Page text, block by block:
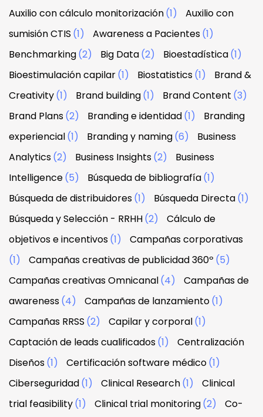
Auxilio con cálculo monitorización(1)
Auxilio con
sumisión CTIS (1) Awareness a Pacientes(1)
Benchmarking(2) Big Data(2) Bioestadística(1)
Bioestimulación capilar(1) Biostatistics(1)
Brand &
Creativity(1) Brand building(1) Brand Content (3)
Brand Plans(2) Branding e identidad(1)
Branding
experiencial(1) Branding y naming(6)
Business
Analytics(2) Business Insights(2)
Business
Intelligence(5) Búsqueda de bibliografía(1)
Búsqueda de distribuidores(1) Búsqueda Directa(1)
Búsqueda y Selección - RRHH(2)
Cálculo de
objetivos e incentivos(1)
Campañas corporativas
(1)
Campañas creativas de publicidad 360º (5)
Campañas creativas Omnicanal(4)
Campañas de
awareness(4) Campañas de lanzamiento(1)
Campañas RRSS (2) Capilar y corporal(1)
Captación de leads cualificados(1)
Centralización
Diseños(1) Certificación software médico(1)
Ciberseguridad(1) Clinical Research(1)
Clinical
trial feasibility(1) Clinical trial monitoring(2)
Co-